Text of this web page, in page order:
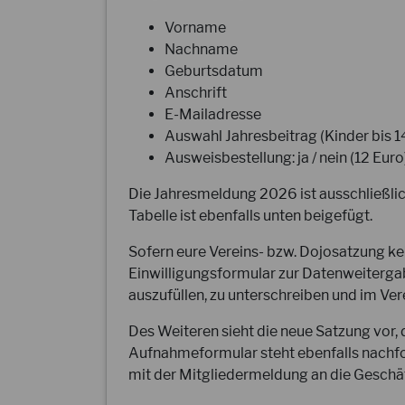
Vorname
Nachname
Geburtsdatum
Anschrift
E-Mailadresse
Auswahl Jahresbeitrag (Kinder bis
Ausweisbestellung: ja / nein (12
Die Jahresmeldung 2026 ist
Tabelle ist ebenfalls unten beigefügt.
Sofern eure Vereins- bzw. Dojosatzung
Einwilligungsformular zur
auszufüllen, zu unterschreiben und im
Des Weiteren sieht die neue Satzung
Aufnahmeformular steht ebenfalls
mit der Mitgliedermeldung an die